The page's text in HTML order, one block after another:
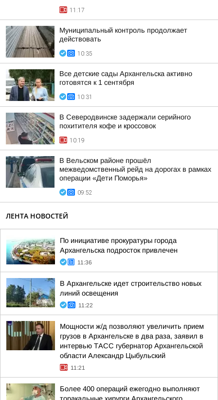
11:17
Муниципальный контроль продолжает
действовать
10:35
Все детские сады Архангельска активно
готовятся к 1 сентября
10:31
В Северодвинске задержали серийного
похитителя кофе и кроссовок
10:19
В Вельском районе прошёл
межведомственный рейд на дорогах в рамках
операции «Дети Поморья»
09:52
ЛЕНТА НОВОСТЕЙ
По инициативе прокуратуры города
Архангельска подросток привлечен
11:36
В Архангельске идет строительство новых
линий освещения
11:22
Мощности ж/д позволяют увеличить прием
грузов в Архангельске в два раза, заявил в
интервью ТАСС губернатор Архангельской
области Александр Цыбульский
11:21
Более 400 операций ежегодно выполняют